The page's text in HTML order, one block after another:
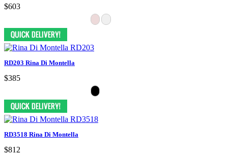
$603
RD203 Rina Di Montella
$385
RD3518 Rina Di Montella
$812